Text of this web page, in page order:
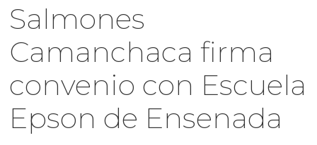
Salmones
Camanchaca firma
convenio con Escuela
Epson de Ensenada